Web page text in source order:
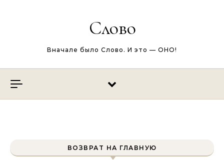
Слово
Вначале было Слово. И это — ОНО!
ВОЗВРАТ НА ГЛАВНУЮ